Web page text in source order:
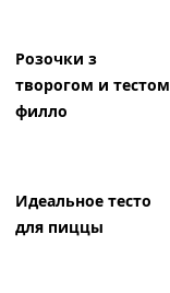
Розочки з
творогом и тестом
филло
Идеальное тесто
для пиццы